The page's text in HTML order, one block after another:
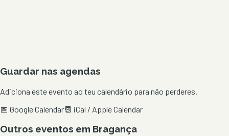
Guardar nas agendas
Adiciona este evento ao teu calendário para não perderes.
📅 Google Calendar📆 iCal / Apple Calendar
Outros eventos em Bragança